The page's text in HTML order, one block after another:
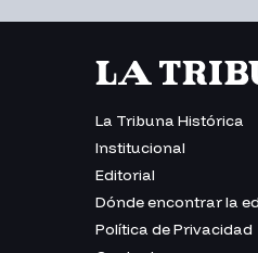
La Tribuna Histórica
Institucional
Editorial
Dónde encontrar la
Política de Privacidad